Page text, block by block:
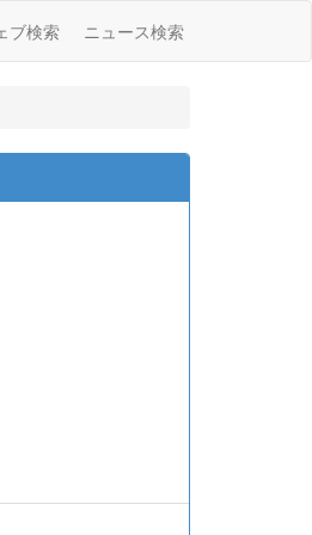
ブ検索 ニュース検索